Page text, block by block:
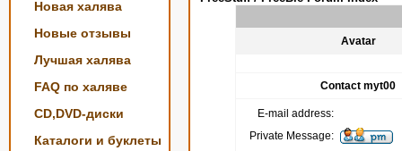
Новая халява
Новые отзывы
Лучшая халява
FAQ по халяве
CD,DVD-диски
Каталоги и буклеты
Avatar
Contact myt00
E-mail address:
Private Message: